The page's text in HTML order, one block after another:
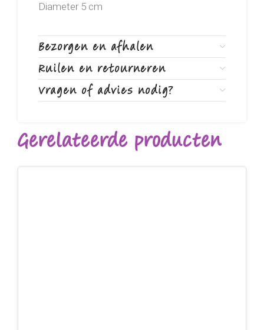
Diameter 5 cm
Bezorgen en afhalen
Ruilen en retourneren
Vragen of advies nodig?
Gerelateerde producten